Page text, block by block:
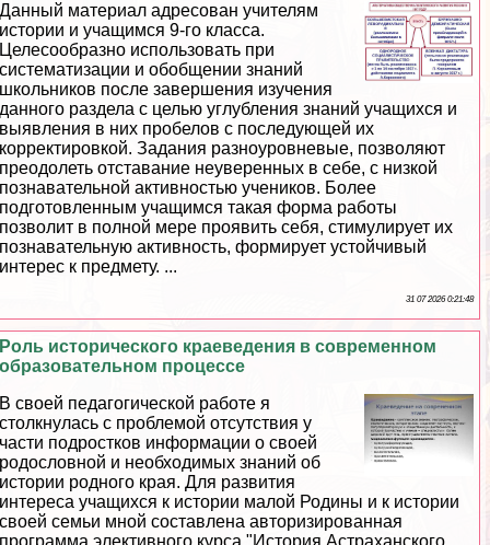
Данный материал адресован учителям
истории и учащимся 9-го класса.
Целесообразно использовать при
систематизации и обобщении знаний
школьников после завершения изучения
данного раздела с целью углубления знаний учащихся и
выявления в них пробелов с последующей их
корректировкой. Задания разноуровневые, позволяют
преодолеть отставание неуверенных в себе, с низкой
познавательной активностью учеников. Более
подготовленным учащимся такая форма работы
позволит в полной мере проявить себя, стимулирует их
познавательную активность, формирует устойчивый
интерес к предмету. ...
31 07 2026 0:21:48
Роль исторического краеведения в современном
образовательном процессе
В своей педагогической работе я
столкнулась с проблемой отсутствия у
части подростков информации о своей
родословной и необходимых знаний об
истории родного края. Для развития
интереса учащихся к истории малой Родины и к истории
своей семьи мной составлена авторизированная